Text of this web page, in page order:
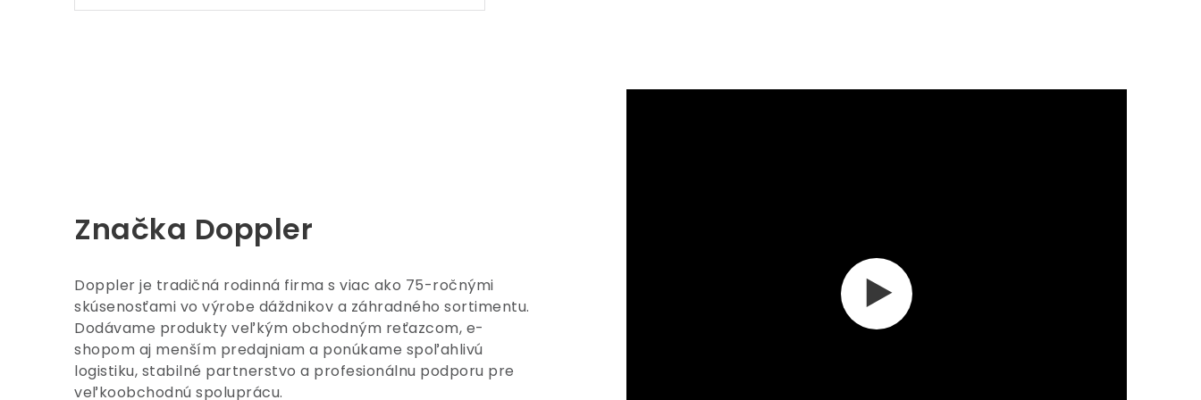
Značka Doppler
Doppler je tradičná rodinná firma s viac ako 75-ročnými
skúsenosťami vo výrobe dáždnikov a záhradného sortimentu.
Dodávame produkty veľkým obchodným reťazcom, e-
shopom aj menším predajniam a ponúkame spoľahlivú
logistiku, stabilné partnerstvo a profesionálnu podporu pre
veľkoobchodnú spoluprácu.